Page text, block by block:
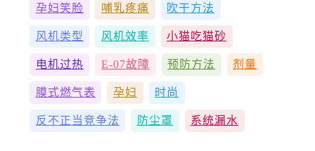
孕妇笑脸 哺乳疼痛 吹干方法
风机类型 风机效率 小猫吃猫砂
电机过热 E-07故障 预防方法 剂量
膜式燃气表 孕妇 时尚
反不正当竞争法 防尘罩 系统漏水